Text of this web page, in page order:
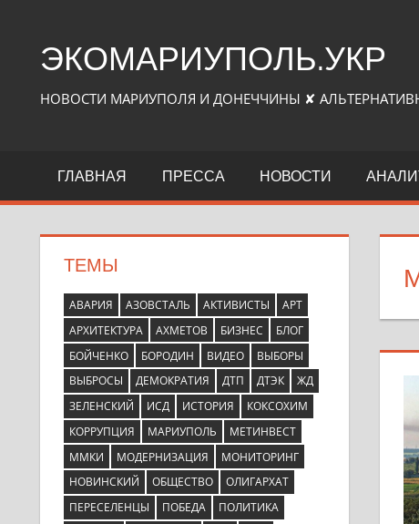
контентуЭКОМАРИУПОЛЬ.УКР
НОВОСТИ МАРИУПОЛЯ И ДОНЕЧЧИНЫ ✘
ГЛАВНАЯ ПРЕССА НОВОСТИ
ТЕМЫ
АВАРИЯ АЗОВСТАЛЬ АКТИВИСТЫ
АРТ
АРХИТЕКТУРА
АХМЕТОВ БИЗНЕС
БЛОГ
БОЙЧЕНКО
БОРОДИН ВИДЕО
ВЫБОРЫ
ВЫБРОСЫ
ДЕМОКРАТИЯ ДТП ДТЭК
ЖД
ЗЕЛЕНСКИЙ
ИСД ИСТОРИЯ
КОКСОХИМ
КОРРУПЦИЯ
МАРИУПОЛЬ
МЕТИНВЕСТ
ММКИ
МОДЕРНИЗАЦИЯ
МОНИТОРИНГ
НОВИНСКИЙ
ОБЩЕСТВО
ОЛИГАРХАТ
ПЕРЕСЕЛЕНЦЫ
ПОБЕДА
ПОЛИТИКА